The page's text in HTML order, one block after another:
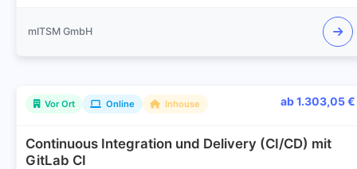
mITSM GmbH
Vor Ort Online Inhouse ab 1.303,05 €
Continuous Integration und Delivery (CI/CD) mit
GitLab CI